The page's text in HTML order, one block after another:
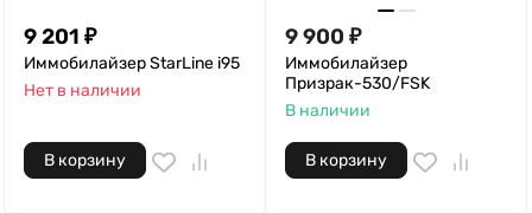
9 201 ₽
Иммобилайзер StarLine i95
Нет в наличии
В корзину
9 900 ₽
Иммобилайзер
Призрак-530/FSK
В наличии
В корзину